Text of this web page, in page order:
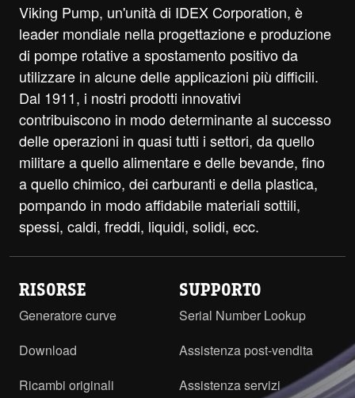
Viking Pump, un'unità di IDEX Corporation, è
leader mondiale nella progettazione e produzione
di pompe rotative a spostamento positivo da
utilizzare in alcune delle applicazioni più difficili.
Dal 1911, i nostri prodotti innovativi
contribuiscono in modo determinante al successo
delle operazioni in quasi tutti i settori, da quello
militare a quello alimentare e delle bevande, fino
a quello chimico, dei carburanti e della plastica,
pompando in modo affidabile materiali sottili,
spessi, caldi, freddi, liquidi, solidi, ecc.
RISORSE
Generatore curve
Download
Ricambi originali
SUPPORTO
Serial Number Lookup
Assistenza post-vendita
Assistenza servizi